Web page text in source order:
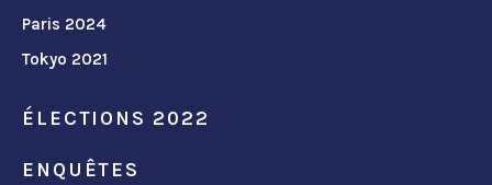
Paris 2024
Tokyo 2021
ÉLECTIONS 2022
ENQUÊTES